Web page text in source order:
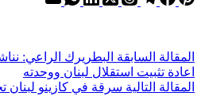
المقالة السابقة البطريرك الراعي:
اعادة تثبيت استقلال لبنان ووحدته
المقالة التالية سرقة في كازينو لبنان